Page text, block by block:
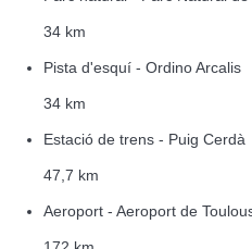
34 km
Pista d'esquí - Ordino Arcalis
34 km
Estació de trens - Puig Cerdà
47,7 km
Aeroport - Aeroport de